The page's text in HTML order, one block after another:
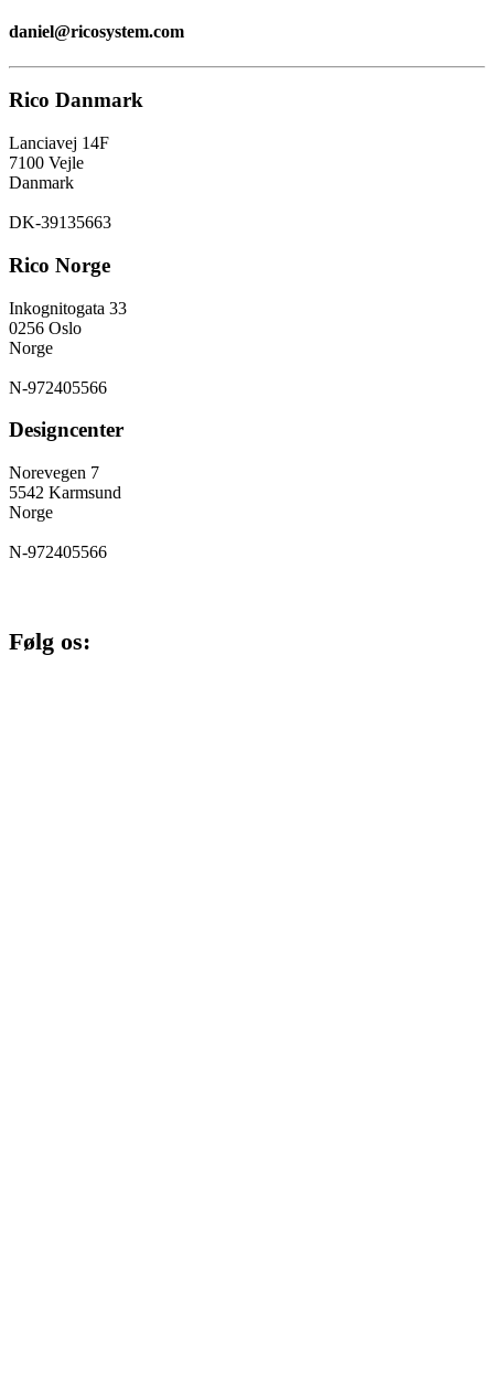
daniel@ricosystem.com
Rico Danmark
Lanciavej 14F
7100 Vejle
Danmark
DK-39135663
Rico Norge
Inkognitogata 33
0256 Oslo
Norge
N-972405566
Designcenter
Norevegen 7
5542 Karmsund
Norge
N-972405566
Følg os: